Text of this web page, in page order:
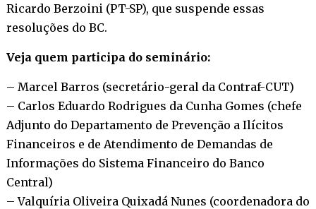
Ricardo Berzoini (PT-SP), que suspende essas
resoluções do BC.
Veja quem participa do seminário:
– Marcel Barros (secretário-geral da Contraf-CUT)
– Carlos Eduardo Rodrigues da Cunha Gomes (chefe
Adjunto do Departamento de Prevenção a Ilícitos
Financeiros e de Atendimento de Demandas de
Informações do Sistema Financeiro do Banco
Central)
– Valquíria Oliveira Quixadá Nunes (coordenadora do